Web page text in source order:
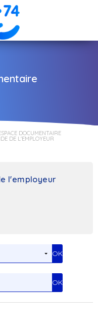
DOCUMENTAIRE
DE L'EMPLOYEUR
l'employeur